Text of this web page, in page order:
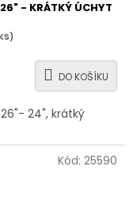
- KRÁTKÝ ÚCHYT
DO KOŠÍKU
24", krátký
Kód: 25590